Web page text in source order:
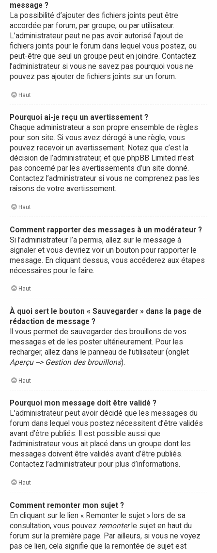
message ?
La possibilité d’ajouter des fichiers joints peut être
accordée par forum, par groupe, ou par utilisateur.
L’administrateur peut ne pas avoir autorisé l’ajout de
fichiers joints pour le forum dans lequel vous postez, ou
peut-être que seul un groupe peut en joindre. Contactez
l’administrateur si vous ne savez pas pourquoi vous ne
pouvez pas ajouter de fichiers joints sur un forum.
Haut
Pourquoi ai-je reçu un avertissement ?
Chaque administrateur a son propre ensemble de règles
pour son site. Si vous avez dérogé à une règle, vous
pouvez recevoir un avertissement. Notez que c’est la
décision de l’administrateur, et que phpBB Limited n’est
pas concerné par les avertissements d’un site donné.
Contactez l’administrateur si vous ne comprenez pas les
raisons de votre avertissement.
Haut
Comment rapporter des messages à un modérateur ?
Si l’administrateur l’a permis, allez sur le message à
signaler et vous devriez voir un bouton pour rapporter le
message. En cliquant dessus, vous accéderez aux étapes
nécessaires pour le faire.
Haut
À quoi sert le bouton « Sauvegarder » dans la page de
rédaction de message ?
Il vous permet de sauvegarder des brouillons de vos
messages et de les poster ultérieurement. Pour les
recharger, allez dans le panneau de l’utilisateur (onglet
Aperçu --> Gestion des brouillons).
Haut
Pourquoi mon message doit être validé ?
L’administrateur peut avoir décidé que les messages du
forum dans lequel vous postez nécessitent d’être validés
avant d’être publiés. Il est possible aussi que
l’administrateur vous ait placé dans un groupe dont les
messages doivent être validés avant d’être publiés.
Contactez l’administrateur pour plus d’informations.
Haut
Comment remonter mon sujet ?
En cliquant sur le lien « Remonter le sujet » lors de sa
consultation, vous pouvez remonterle sujet en haut du
forum sur la première page. Par ailleurs, si vous ne voyez
pas ce lien, cela signifie que la remontée de sujet est